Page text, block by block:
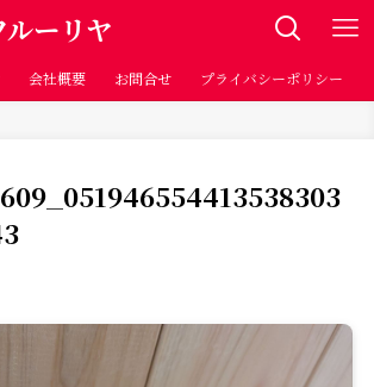
ーリヤ
会社概要 お問合せ プライバシーポリシー